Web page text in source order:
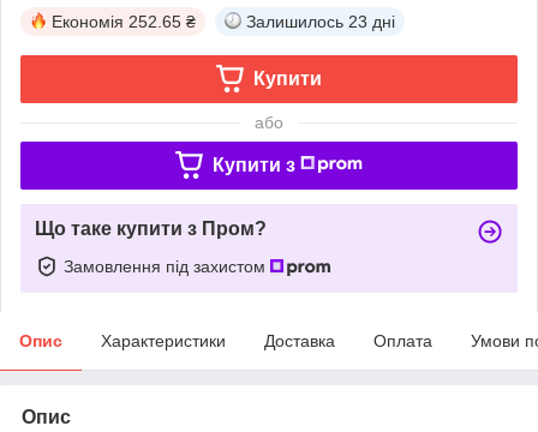
Економія 252.65 ₴ Залишилось 23 дні
Купити
або
Купити з
Що таке купити з Пром?
Замовлення під захистом
Опис Характеристики Доставка Оплата Умови
Опис